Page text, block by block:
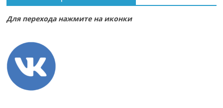
Для перехода нажмите на иконки